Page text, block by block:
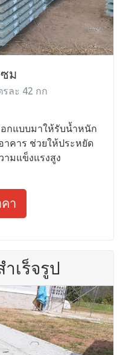
ม
รละ 42 กก
กแบบมาให้รับน้ำหนัก
าคาร ช่วยให้ประหยัด
ามแข็งแรงสูง
า
เร็จรูป